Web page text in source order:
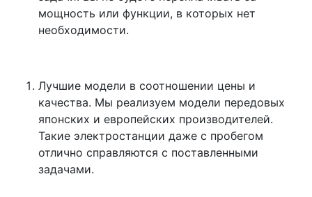
мощность или функции, в которых нет
необходимости.
Лучшие модели в соотношении цены и
качества. Мы реализуем модели передовых
японских и европейских производителей.
Такие электростанции даже с пробегом
отлично справляются с поставленными
задачами.